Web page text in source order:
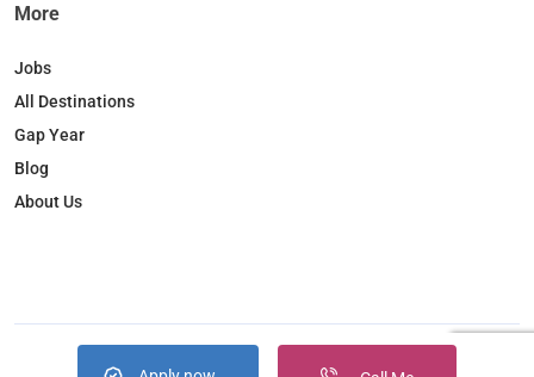
More
Jobs
All Destinations
Gap Year
Blog
About Us